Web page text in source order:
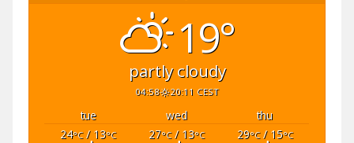
19°
partly cloudy
04:58 20:11 CEST
tue wed
thu
24°C/ 13°C 27°C/ 13°C 29°C/ 15°C